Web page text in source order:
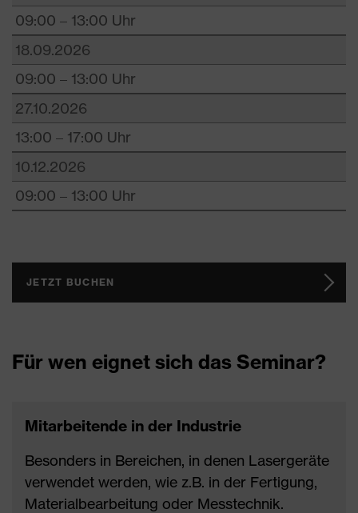
09:00 – 13:00 Uhr
18.09.2026
09:00 – 13:00 Uhr
27.10.2026
13:00 – 17:00 Uhr
10.12.2026
09:00 – 13:00 Uhr
JETZT BUCHEN
Für wen eignet sich das Seminar?
Mitarbeitende in der Industrie
Besonders in Bereichen, in denen Lasergeräte
verwendet werden, wie z.B. in der Fertigung,
Materialbearbeitung oder Messtechnik.